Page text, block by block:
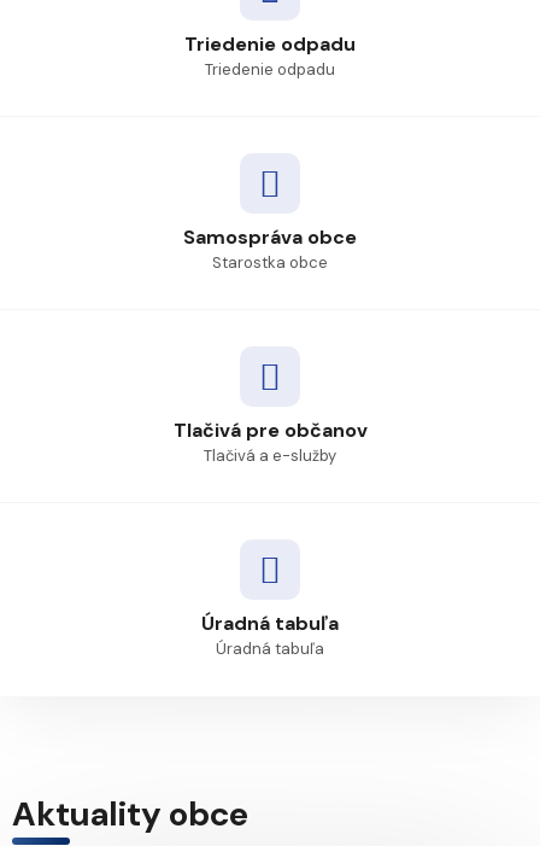
Triedenie odpadu
Triedenie odpadu
Samospráva obce
Starostka obce
Tlačivá pre občanov
Tlačivá a e-služby
Úradná tabuľa
Úradná tabuľa
Aktuality obce